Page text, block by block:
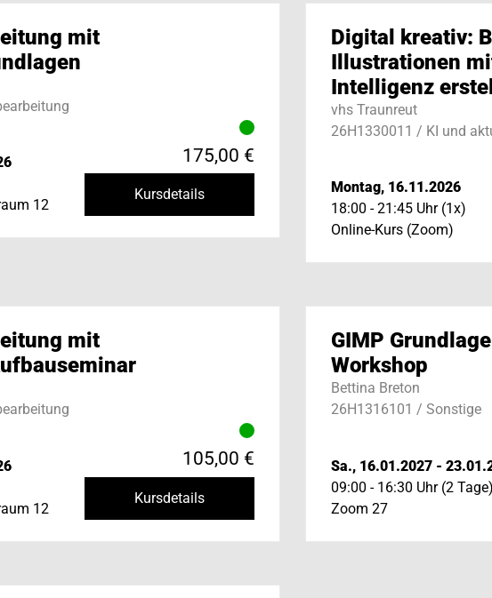
mit
12
175,00 €
Kursdetails
Digital kreativ:
Illustrationen
Intelligenz
vhs Traunreut
26H1330011 / KI und
Montag, 16.11.2026
18:00 - 21:45 Uhr (1x)
Online-Kurs (Zoom)
mit
12
105,00 €
Kursdetails
GIMP
Workshop
Bettina Breton
26H1316101 / Sonstige
Sa., 16.01.2027 -
09:00 - 16:30 Uhr (2 Tage)
Zoom 27